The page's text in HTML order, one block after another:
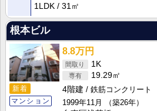
1LDK
31㎡
根本ビル
新着
マンション
8.8万円
1K
19.29㎡
4階建
鉄筋コンクリート
1999年11月
（築26年）